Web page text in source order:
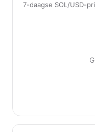
7-daagse SOL/USD-